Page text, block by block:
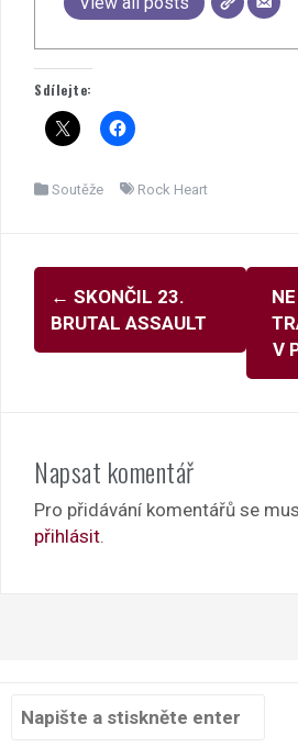
Sdílejte:
Soutěže Rock Heart
Navigace
pro
příspěvky
← SKONČIL 23.
BRUTAL ASSAULT
V
Napsat komentář
Pro přidávání komentářů se
přihlásit
Hledat: